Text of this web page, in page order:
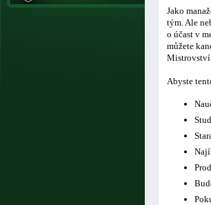
Jako
tým. Ale
o účast v
můžete
Mistrovství
Abyste